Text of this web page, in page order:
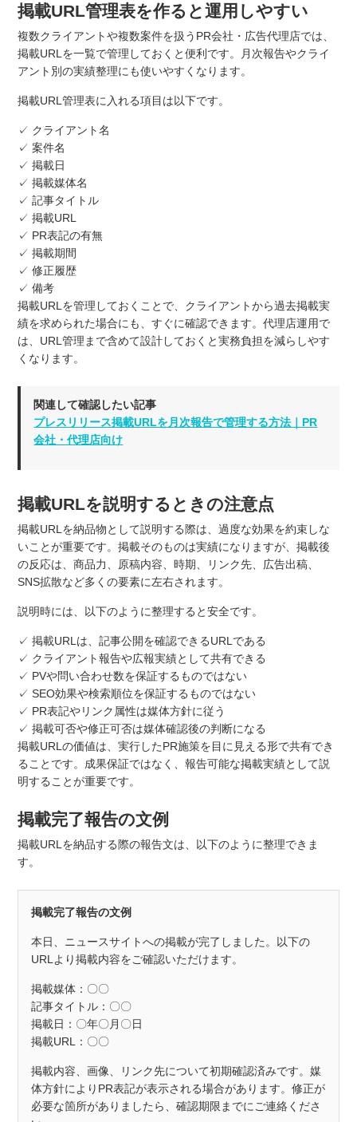
掲載URL管理表を作ると運用しやすい
複数クライアントや複数案件を扱うPR会社・広告代理店では、
掲載URLを一覧で管理しておくと便利です。月次報告やクライ
アント別の実績整理にも使いやすくなります。
掲載URL管理表に入れる項目は以下です。
✓ クライアント名
✓ 案件名
✓ 掲載日
✓ 掲載媒体名
✓ 記事タイトル
✓ 掲載URL
✓ PR表記の有無
✓ 掲載期間
✓ 修正履歴
✓ 備考
掲載URLを管理しておくことで、クライアントから過去掲載実
績を求められた場合にも、すぐに確認できます。代理店運用で
は、URL管理まで含めて設計しておくと実務負担を減らしやす
くなります。
関連して確認したい記事
プレスリリース掲載URLを月次報告で管理する方法｜PR
会社・代理店向け
掲載URLを説明するときの注意点
掲載URLを納品物として説明する際は、過度な効果を約束しな
いことが重要です。掲載そのものは実績になりますが、掲載後
の反応は、商品力、原稿内容、時期、リンク先、広告出稿、
SNS拡散など多くの要素に左右されます。
説明時には、以下のように整理すると安全です。
✓ 掲載URLは、記事公開を確認できるURLである
✓ クライアント報告や広報実績として共有できる
✓ PVや問い合わせ数を保証するものではない
✓ SEO効果や検索順位を保証するものではない
✓ PR表記やリンク属性は媒体方針に従う
✓ 掲載可否や修正可否は媒体確認後の判断になる
掲載URLの価値は、実行したPR施策を目に見える形で共有でき
ることです。成果保証ではなく、報告可能な掲載実績として説
明することが重要です。
掲載完了報告の文例
掲載URLを納品する際の報告文は、以下のように整理できま
す。
掲載完了報告の文例
本日、ニュースサイトへの掲載が完了しました。以下の
URLより掲載内容をご確認いただけます。
掲載媒体：〇〇
記事タイトル：〇〇
掲載日：〇年〇月〇日
掲載URL：〇〇
掲載内容、画像、リンク先について初期確認済みです。媒
体方針によりPR表記が表示される場合があります。修正が
必要な箇所がありましたら、確認期限までにご連絡くださ